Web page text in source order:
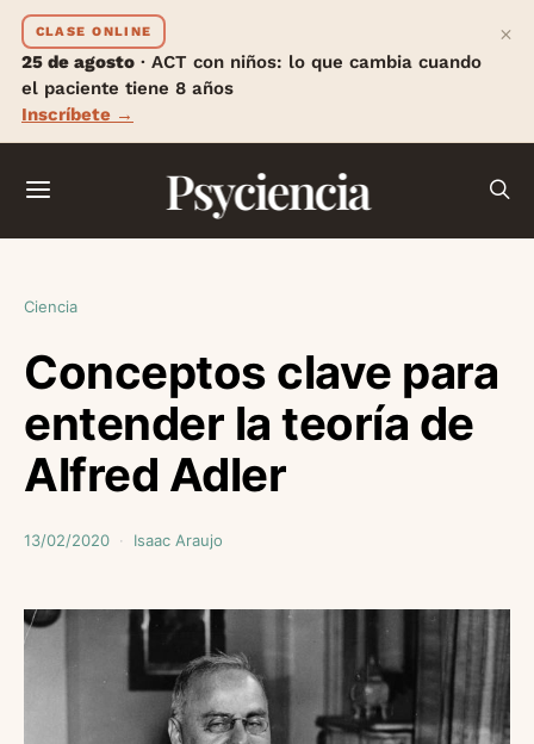
CLASE ONLINE
25 de agosto · ACT con niños: lo que cambia cuando
el paciente tiene 8 años
Inscríbete →
×
Psyciencia
Ciencia
Conceptos clave para
entender la teoría de
Alfred Adler
13/02/2020 Isaac Araujo